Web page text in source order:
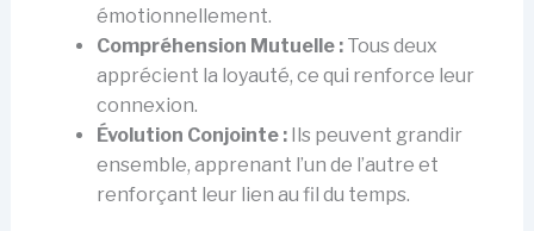
émotionnellement.
Compréhension Mutuelle :Tous deux
apprécient la loyauté, ce qui renforce leur
connexion.
Évolution Conjointe :Ils peuvent grandir
ensemble, apprenant l’un de l’autre et
renforçant leur lien au fil du temps.